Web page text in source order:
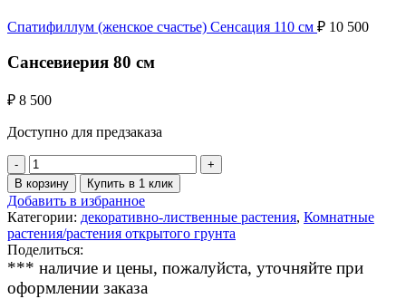
Спатифиллум (женское счастье) Сенсация 110 см ₽ 10 500
Сансевиерия 80 см
₽ 8 500
Доступно для предзаказа
Количество
товара
Сансевиерия
80
см
В корзину Купить в 1 клик
Добавить в избранное
Категории: декоративно-лиственные растения, Комнатные
растения/растения открытого грунта
Поделиться:
*** наличие и цены, пожалуйста, уточняйте при
оформлении заказа